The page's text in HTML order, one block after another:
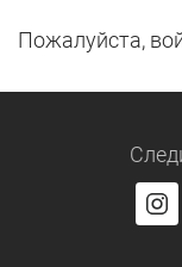
Пожалуйста,